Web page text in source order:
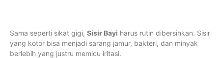
Sama seperti sikat gigi, Sisir Bayi harus rutin dibersihkan. Sisir
yang kotor bisa menjadi sarang jamur, bakteri, dan minyak
berlebih yang justru memicu iritasi.